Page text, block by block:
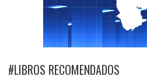
#LIBROS RECOMENDADOS